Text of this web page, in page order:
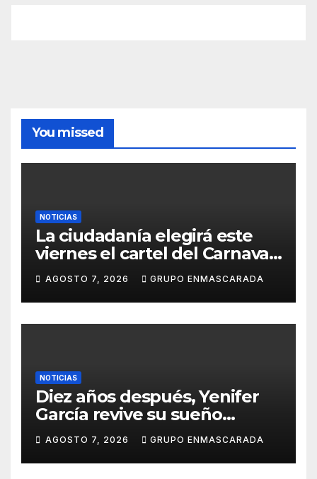
You missed
NOTICIAS
La ciudadanía elegirá este
viernes el cartel del Carnaval
de Las Palmas de Gran
Canaria 2027 en una gala
retransmitida por Televisión
Canaria
AGOSTO 7, 2026 GRUPO ENMASCARADA
NOTICIAS
Diez años después, Yenifer
García revive su sueño
carnavalero en el vídeo de
presentación de San Juan de
la Rambla para el Grand Prix
AGOSTO 7, 2026 GRUPO ENMASCARADA